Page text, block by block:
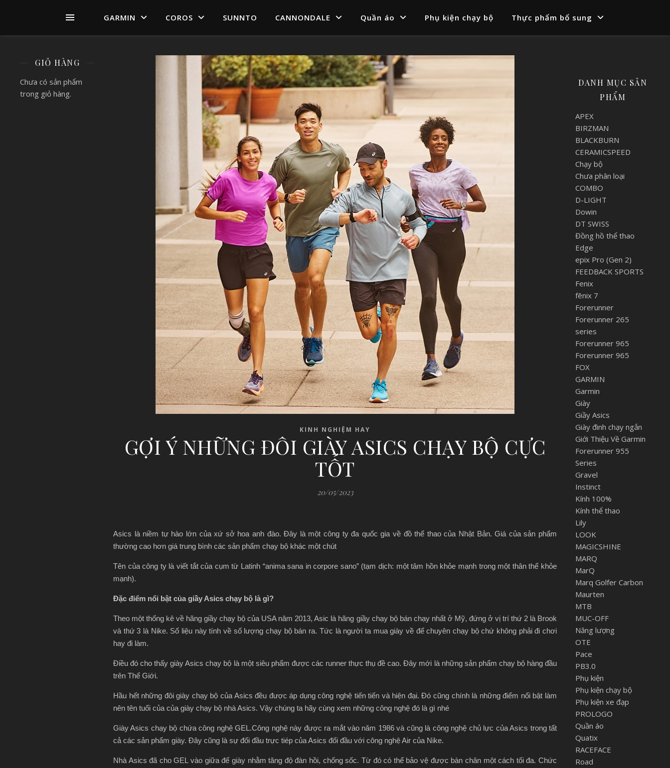
GARMIN COROS SUNNTO CANNONDALE Quần áo Phụ kiện chạy bộ Thực phẩm bổ sung
GIỎ HÀNG
Chưa có sản phẩm
trong giỏ hàng.
KINH NGHIỆM HAY
GỢI Ý NHỮNG ĐÔI GIÀY ASICS CHẠY BỘ CỰC
TỐT
20/05/2023
Asics là niềm tự hào lớn của xứ sở hoa anh đào. Đây là một công ty đa quốc gia về đồ thể thao của Nhật Bản. Giá của sản phẩm
thường cao hơn giá trung bình các sản phẩm chạy bộ khác một chút
Tên của công ty là viết tắt của cụm từ Latinh “anima sana in corpore sano” (tạm dịch: một tâm hồn khỏe mạnh trong một thân thể khỏe
mạnh).
Đặc điểm nổi bật của giầy Asics chạy bộ là gì?
Theo một thống kê về hãng giầy chạy bộ của USA năm 2013, Asic là hãng giầy chạy bộ bán chạy nhất ở Mỹ, đứng ở vị trí thứ 2 là Brook
và thứ 3 là Nike. Số liệu này tính về số lượng chạy bộ bán ra. Tức là người ta mua giày về để chuyên chạy bộ chứ không phải đi chơi
hay đi làm.
Điều đó cho thấy giày Asics chạy bộ là một siêu phẩm được các runner thực thụ đề cao. Đây mới là những sản phẩm chạy bộ hàng đầu
trên Thế Giới.
Hầu hết những đôi giày chạy bộ của Asics đều được áp dụng công nghệ tiến tiến và hiện đại. Đó cũng chính là những điểm nổi bật làm
nên tên tuổi của của giày chạy bộ nhà Asics. Vậy chúng ta hãy cùng xem những công nghệ đó là gì nhé
Giày Asics chạy bộ chứa công nghệ GEL.Công nghệ này được ra mắt vào năm 1986 và cũng là công nghệ chủ lực của Asics trong tất
cả các sản phẩm giày. Đây cũng là sự đối đầu trực tiép của Asics đối đầu với công nghệ Air của Nike.
Nhà Asics đã cho GEL vào giữa đế giày nhằm tăng độ đàn hồi, chống sốc. Từ đó có thể bảo vệ được bàn chân một cách tối đa. Chức
DANH MỤC SẢN
PHẨM
APEX
BIRZMAN
BLACKBURN
CERAMICSPEED
Chạy bộ
Chưa phân loại
COMBO
D-LIGHT
Dowin
DT SWISS
Đồng hồ thể thao
Edge
epix Pro (Gen 2)
FEEDBACK SPORTS
Fenix
fēnix 7
Forerunner
Forerunner 265
series
Forerunner 965
Forerunner 965
FOX
GARMIN
Garmin
Giày
Giầy Asics
Giày đinh chạy ngắn
Giới Thiệu Về Garmin
Forerunner 955
Series
Gravel
Instinct
Kính 100%
Kính thể thao
Lily
LOOK
MAGICSHINE
MARQ
MarQ
Marq Golfer Carbon
Maurten
MTB
MUC-OFF
Năng lượng
OTE
Pace
PB3.0
Phụ kiện
Phụ kiện chạy bộ
Phụ kiện xe đạp
PROLOGO
Quần áo
Quatix
RACEFACE
Road